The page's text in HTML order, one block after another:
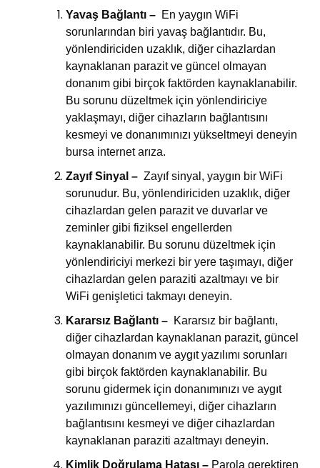
Yavaş Bağlantı – En yaygın WiFi
sorunlarından biri yavaş bağlantıdır. Bu,
yönlendiriciden uzaklık, diğer cihazlardan
kaynaklanan parazit ve güncel olmayan
donanım gibi birçok faktörden kaynaklanabilir.
Bu sorunu düzeltmek için yönlendiriciye
yaklaşmayı, diğer cihazların bağlantısını
kesmeyi ve donanımınızı yükseltmeyi deneyin
bursa internet arıza.
Zayıf Sinyal – Zayıf sinyal, yaygın bir WiFi
sorunudur. Bu, yönlendiriciden uzaklık, diğer
cihazlardan gelen parazit ve duvarlar ve
zeminler gibi fiziksel engellerden
kaynaklanabilir. Bu sorunu düzeltmek için
yönlendiriciyi merkezi bir yere taşımayı, diğer
cihazlardan gelen paraziti azaltmayı ve bir
WiFi genişletici takmayı deneyin.
Kararsız Bağlantı – Kararsız bir bağlantı,
diğer cihazlardan kaynaklanan parazit, güncel
olmayan donanım ve aygıt yazılımı sorunları
gibi birçok faktörden kaynaklanabilir. Bu
sorunu gidermek için donanımınızı ve aygıt
yazılımınızı güncellemeyi, diğer cihazların
bağlantısını kesmeyi ve diğer cihazlardan
kaynaklanan paraziti azaltmayı deneyin.
Kimlik Doğrulama Hatası – Parola gerektiren